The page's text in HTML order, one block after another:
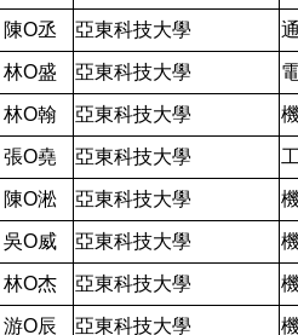
陳O丞 亞東科技大學
林O盛 亞東科技大學
林O翰 亞東科技大學
張O堯 亞東科技大學
陳O淞 亞東科技大學
吳O威 亞東科技大學
林O杰 亞東科技大學
游O辰 亞東科技大學